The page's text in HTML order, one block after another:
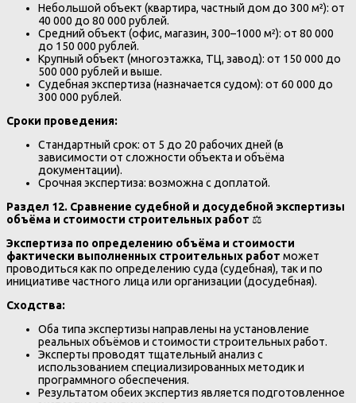
Небольшой объект (квартира, частный дом до 300 м²): от
40 000 до 80 000 рублей.
Средний объект (офис, магазин, 300–1000 м²): от 80 000
до 150 000 рублей.
Крупный объект (многоэтажка, ТЦ, завод): от 150 000 до
500 000 рублей и выше.
Судебная экспертиза (назначается судом): от 60 000 до
300 000 рублей.
Сроки проведения:
Стандартный срок: от 5 до 20 рабочих дней (в
зависимости от сложности объекта и объёма
документации).
Срочная экспертиза: возможна с доплатой.
Раздел 12. Сравнение судебной и досудебной экспертизы
объёма и стоимости строительных работ ⚖️
Экспертиза по определению объёма и стоимости
фактически выполненных строительных работ может
проводиться как по определению суда (судебная), так и по
инициативе частного лица или организации (досудебная).
Сходства:
Оба типа экспертизы направлены на установление
реальных объёмов и стоимости строительных работ.
Эксперты проводят тщательный анализ с
использованием специализированных методик и
программного обеспечения.
Результатом обеих экспертиз является подготовленное